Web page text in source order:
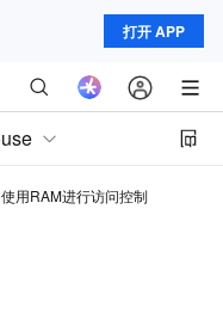
打开 APP
使用RAM进行访问控制